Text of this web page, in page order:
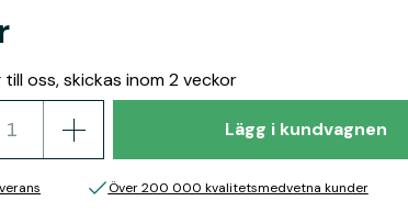
till oss, skickas inom 2 veckor
Lägg i kundvagnen
Över 200 000 kvalitetsmedvetna kunder